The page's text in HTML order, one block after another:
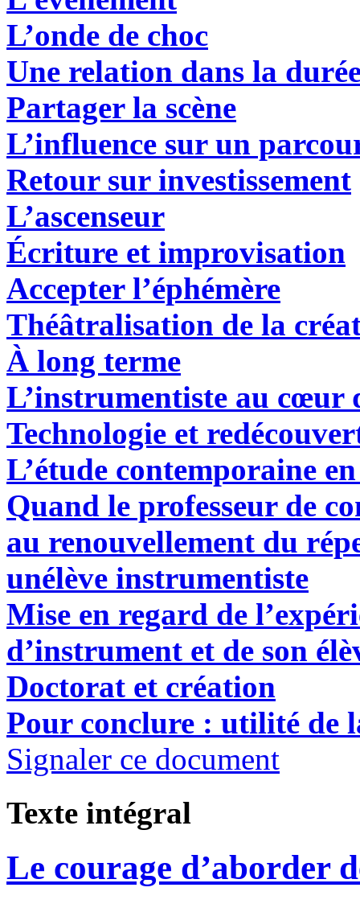
L’onde de choc
Une relation dans la
Partager la scène
L’influence sur un
Retour sur investissement
L’ascenseur
Écriture et improvisation
Accepter l’éphémère
Théâtralisation de la
À long terme
L’instrumentiste au cœur
Technologie et
L’étude contemporaine
Quand le professeur de
au renouvellement du
unélève instrumentiste
Mise en regard de
d’instrument et de son
Doctorat et création
Pour conclure : utilité de
Signaler ce document
Texte intégral
Le courage d’aborder